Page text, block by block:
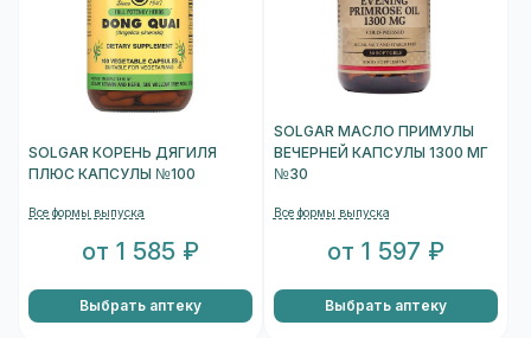
SOLGAR КОРЕНЬ ДЯГИЛЯ
ПЛЮС КАПСУЛЫ №100
Все формы выпуска
от 1 585 ₽
Выбрать аптеку
SOLGAR МАСЛО ПРИМУЛЫ
ВЕЧЕРНЕЙ КАПСУЛЫ 1300 МГ
№30
Все формы выпуска
от 1 597 ₽
Выбрать аптеку